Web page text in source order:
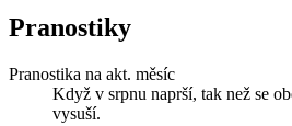
Pranostiky
Pranostika na akt. měsíc
Když v srpnu naprší, tak než se
vysuší.